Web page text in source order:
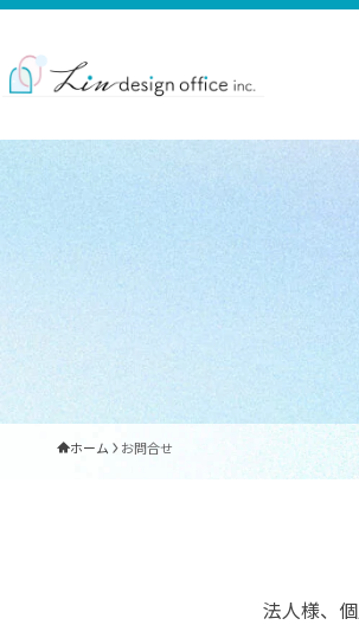
ホーム お問合せ
法人様、